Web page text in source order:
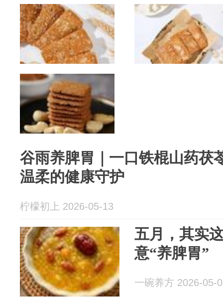
谷雨养脾胃｜一口铁棍山药茯
温柔的健康守护
柠檬初上 2026-05-13
五月，其实
意“养脾胃”
一碗养方 2026-05-